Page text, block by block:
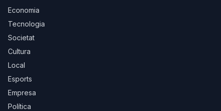
Economia
Tecnologia
Societat
Cultura
Local
Esports
Empresa
Política